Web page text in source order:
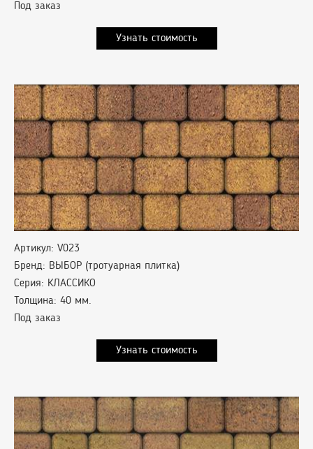
Под заказ
Узнать стоимость
Артикул: V023
Бренд: ВЫБОР (тротуарная плитка)
Серия: КЛАССИКО
Толщина: 40 мм.
Под заказ
Узнать стоимость